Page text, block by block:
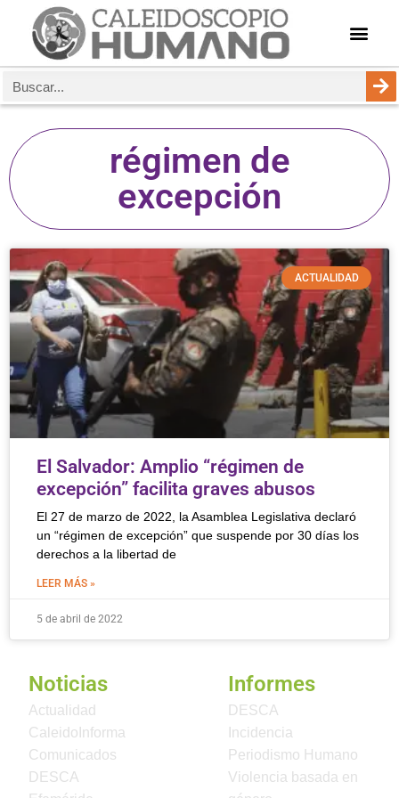
régimen de
excepción
ACTUALIDAD
El Salvador: Amplio “régimen de
excepción” facilita graves abusos
El 27 de marzo de 2022, la Asamblea Legislativa declaró
un “régimen de excepción” que suspende por 30 días los
derechos a la libertad de
LEER MÁS »
5 de abril de 2022
Noticias
Actualidad
CaleidoInforma
Comunicados
DESCA
Informes
DESCA
Incidencia
Periodismo Humano
Violencia basada en